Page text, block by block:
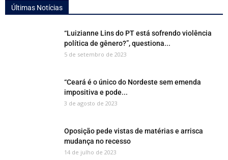
Últimas Notícias
“Luizianne Lins do PT está sofrendo violência
política de gênero?”, questiona...
5 de setembro de 2023
“Ceará é o único do Nordeste sem emenda
impositiva e pode...
3 de agosto de 2023
Oposição pede vistas de matérias e arrisca
mudança no recesso
14 de julho de 2023